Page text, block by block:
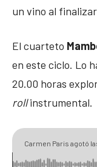
un vino al
El cuarteto
en este ciclo. Lo
20.00 horas
rollinstrumental.
Carmen Paris agotó
ciclo Atodoritmo en